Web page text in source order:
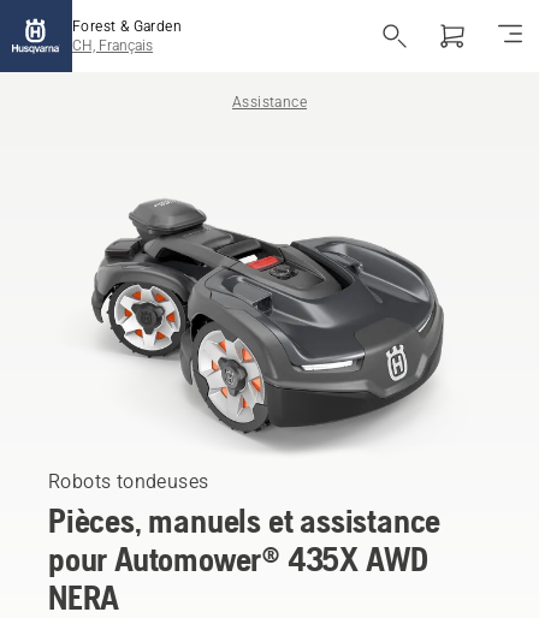
Forest & Garden
CH, Français
Assistance
Robots tondeuses
Pièces, manuels et assistance
pour Automower® 435X AWD
NERA